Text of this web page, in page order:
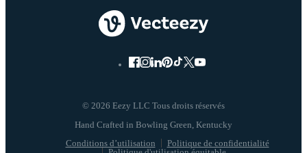
© 2026 Eezy LLC Tous droits réservés
Conditions d’utilisation
Politique de confidentialité